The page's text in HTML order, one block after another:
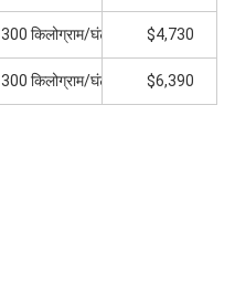
300 किलोग्राम/घंटा $4,730
300 किलोग्राम/घंटा $6,390